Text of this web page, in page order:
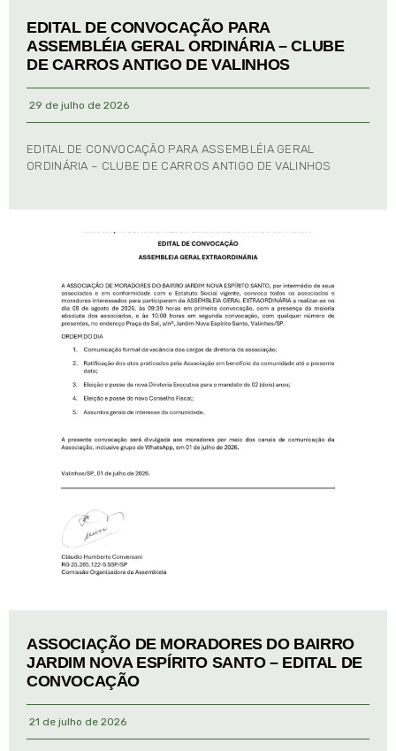
EDITAL DE CONVOCAÇÃO PARA
ASSEMBLÉIA GERAL ORDINÁRIA – CLUBE
DE CARROS ANTIGO DE VALINHOS
29 de julho de 2026
EDITAL DE CONVOCAÇÃO PARA ASSEMBLÉIA GERAL
ORDINÁRIA – CLUBE DE CARROS ANTIGO DE VALINHOS
ASSOCIAÇÃO DE MORADORES DO BAIRRO
JARDIM NOVA ESPÍRITO SANTO – EDITAL DE
CONVOCAÇÃO
21 de julho de 2026